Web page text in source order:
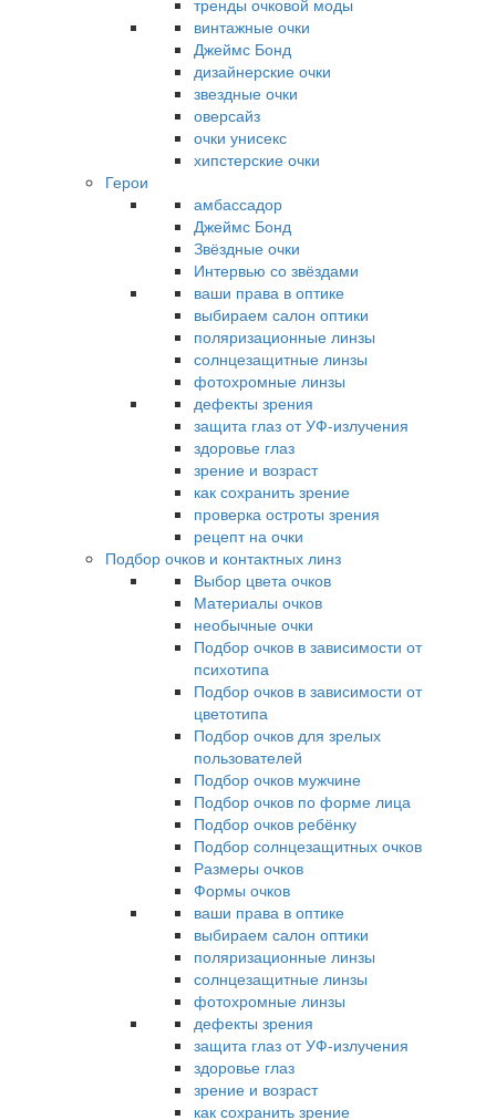
тренды очковой моды
винтажные очки
Джеймс Бонд
дизайнерские очки
звездные очки
оверсайз
очки унисекс
хипстерские очки
Герои
амбассадор
Джеймс Бонд
Звёздные очки
Интервью со звёздами
ваши права в оптике
выбираем салон оптики
поляризационные линзы
солнцезащитные линзы
фотохромные линзы
дефекты зрения
защита глаз от УФ-излучения
здоровье глаз
зрение и возраст
как сохранить зрение
проверка остроты зрения
рецепт на очки
Подбор очков и контактных линз
Выбор цвета очков
Материалы очков
необычные очки
Подбор очков в зависимости от
психотипа
Подбор очков в зависимости от
цветотипа
Подбор очков для зрелых
пользователей
Подбор очков мужчине
Подбор очков по форме лица
Подбор очков ребёнку
Подбор солнцезащитных очков
Размеры очков
Формы очков
ваши права в оптике
выбираем салон оптики
поляризационные линзы
солнцезащитные линзы
фотохромные линзы
дефекты зрения
защита глаз от УФ-излучения
здоровье глаз
зрение и возраст
как сохранить зрение